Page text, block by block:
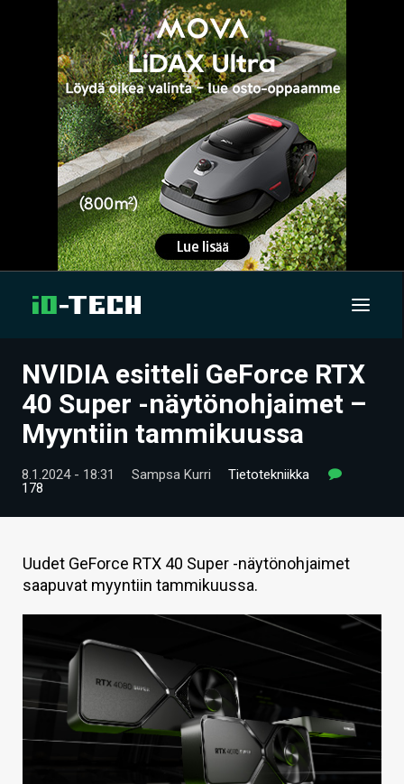
UUTISET
ARTIKKELIT
VIDEOT
HINTA.FI
KAUPPA
VAIHDA TEEMA
HAKU
NVIDIA esitteli GeForce RTX
40 Super -näytönohjaimet –
Myyntiin tammikuussa
8.1.2024 - 18:31 Sampsa Kurri
Tietotekniikka
178
Uudet GeForce RTX 40 Super -näytönohjaimet
saapuvat myyntiin tammikuussa.